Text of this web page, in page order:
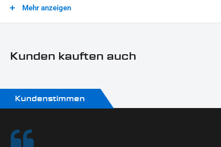
Zeitpunkt Ihrer Zahlungsanweisung).Beachten Sie, dass an
Mehr anzeigen
Kunden kauften auch
Kundenstimmen